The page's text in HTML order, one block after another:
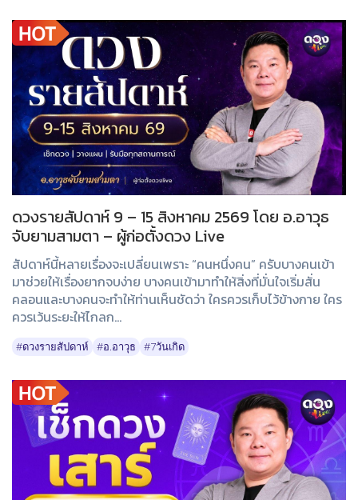
ดวงรายสัปดาห์ 9 – 15 สิงหาคม 2569 โดย อ.อาวุธ
จับยามสามตา – ผู้ก่อตั้งดวง Live
สัปดาห์นี้หลายเรื่องจะเปลี่ยนเพราะ “คนหนึ่งคน” ครับบางคนเข้า
มาช่วยให้เรื่องยากจบง่าย บางคนเข้ามาทำให้สิ่งที่มั่นใจเริ่มสั่น
คลอนและบางคนจะทำให้ท่านเห็นชัดว่า ใครควรเก็บไว้ข้างกาย ใคร
ควรเว้นระยะให้ไกลก...
#ดวงรายสัปดาห์ #อ.อาวุธ #7วันเกิด